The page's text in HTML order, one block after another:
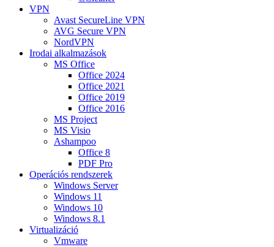
VPN
Avast SecureLine VPN
AVG Secure VPN
NordVPN
Irodai alkalmazások
MS Office
Office 2024
Office 2021
Office 2019
Office 2016
MS Project
MS Visio
Ashampoo
Office 8
PDF Pro
Operációs rendszerek
Windows Server
Windows 11
Windows 10
Windows 8.1
Virtualizáció
Vmware